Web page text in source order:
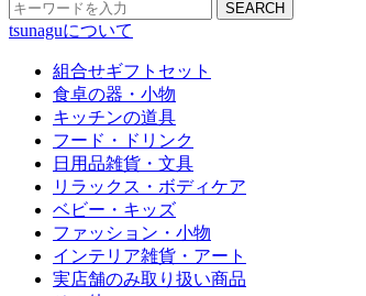
SEARCH
tsunaguについて
組合せギフトセット
食卓の器・小物
キッチンの道具
フード・ドリンク
日用品雑貨・文具
リラックス・ボディケア
ベビー・キッズ
ファッション・小物
インテリア雑貨・アート
実店舗のみ取り扱い商品